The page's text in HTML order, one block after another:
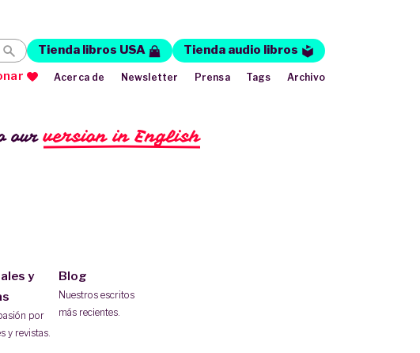
ourversion in English
y
por
y revistas.
Blog
Nuestros escritos
más recientes.
Tienda libros USA
Tienda audio libros
Acerca de Newsletter Prensa Tags Archivo